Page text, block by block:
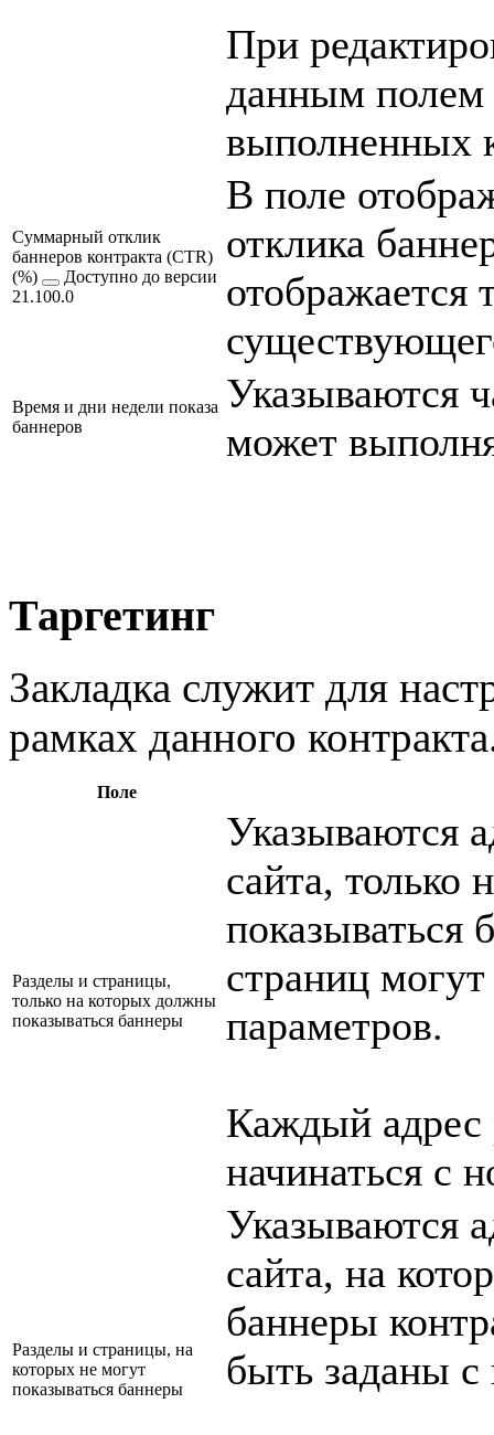
При
данным полем
выполненных
Суммарный отклик
баннеров контракта (CTR)
(%)
Доступно до версии
21.100.0
В поле
отклика
отображается
Время и дни недели показа
баннеров
Указываются
может
Таргетинг
Закладка служит для
рамках данного
Поле
Разделы и страницы,
только на которых должны
показываться баннеры
Указываются
сайта, только
показываться
страниц
параметров.
Каждый адрес
начинаться с
Разделы и страницы, на
которых не могут
показываться баннеры
Указываются
сайта, на
баннеры
быть заданы с